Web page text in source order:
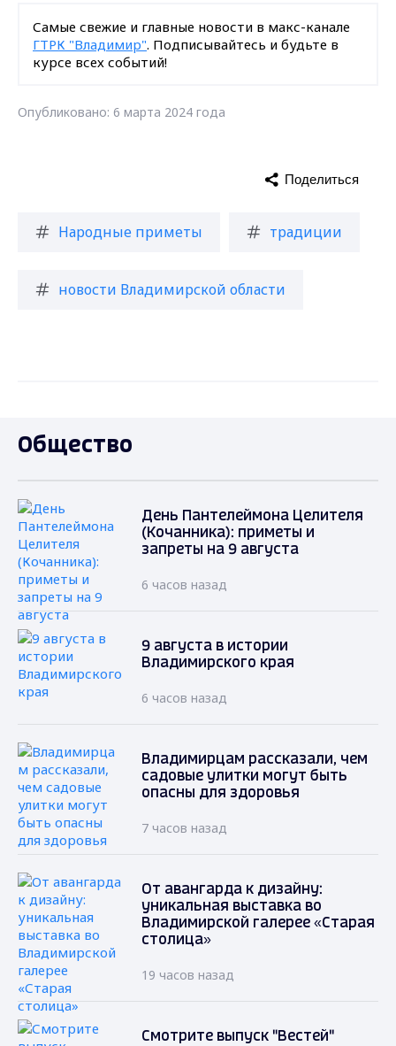
Самые свежие и главные новости в макс-канале
ГТРК "Владимир". Подписывайтесь и будьте в
курсе всех событий!
Опубликовано: 6 марта 2024 года
Народные приметы традиции
новости Владимирской области
Поделиться
Общество
День Пантелеймона Целителя
(Кочанника): приметы и
запреты на 9 августа
6 часов назад
9 августа в истории
Владимирского края
6 часов назад
Владимирцам рассказали, чем
садовые улитки могут быть
опасны для здоровья
7 часов назад
От авангарда к дизайну:
уникальная выставка во
Владимирской галерее «Старая
столица»
19 часов назад
Смотрите выпуск "Вестей"